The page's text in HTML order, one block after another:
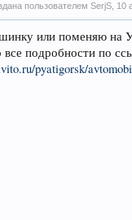
пользователем SerjS, 10
или поменяю на
все подробности по
pyatigorsk/